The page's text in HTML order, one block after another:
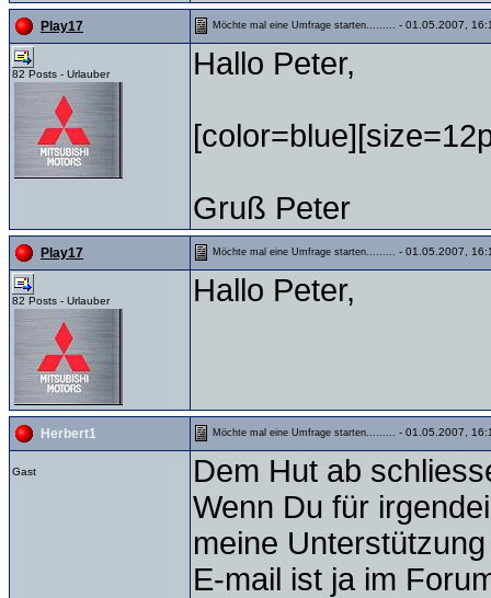
Play17 Möchte mal eine Umfrage starten......... - 01.05.2007,
82 Posts - Urlauber Hallo Peter,
Gruß Peter
Play17 Möchte mal eine Umfrage starten......... - 01.05.2007,
82 Posts - Urlauber Hallo Peter,
Herbert1 Möchte mal eine Umfrage starten......... - 01.05.2007,
Gast
Dem Hut ab
Wenn Du für
meine
E-mail ist ja im